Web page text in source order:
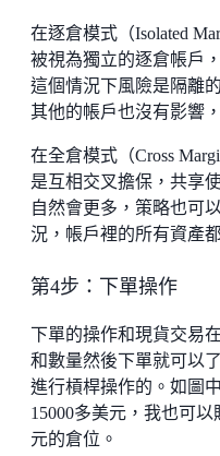
在逐倉模式（Isolated
被視為獨立的逐倉帳戶
這個情況下風險是隔離
其他的帳戶也沒有影響
在全倉模式（Cross
是互相交叉擔保，共享
自然會更多，策略也可
況，帳戶裡的所有資產
第4步：下單操作
下單的操作和現貨交易
和數量然後下單就可以
進行槓桿操作的。如圖
15000多美元，我也可
元的倉位。